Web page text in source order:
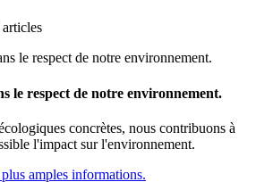
le respect de notre environnement.
concrètes, nous contribuons à
l'impact sur l'environnement.
amples informations.